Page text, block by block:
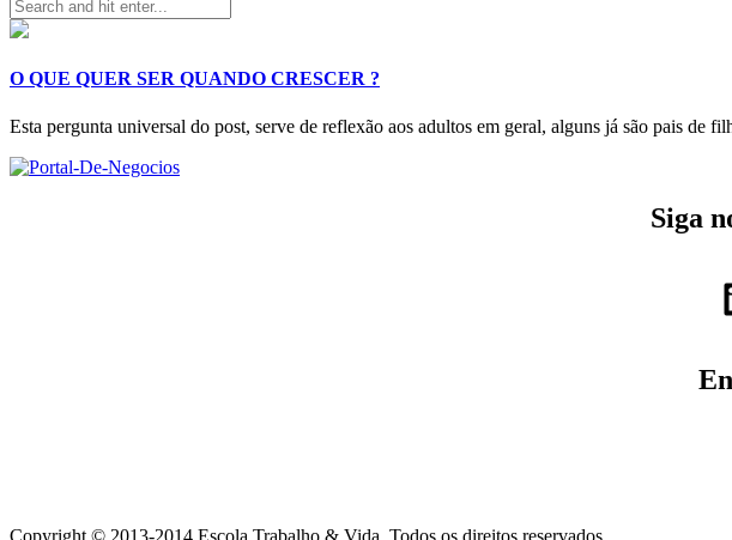
O QUE QUER SER QUANDO CRESCER ?
Esta pergunta universal do post, serve de reflexão aos adultos em geral, alguns já são pais
Siga
Copyright © 2013-2014 Escola Trabalho & Vida. Todos os direitos reservados.